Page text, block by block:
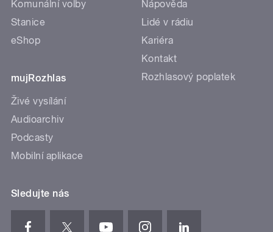
Komunální volby
Stanice
eShop
mujRozhlas
Živé vysílání
Audioarchiv
Podcasty
Mobilní aplikace
Nápověda
Lidé v rádiu
Kariéra
Kontakt
Rozhlasový poplatek
Sledujte nás